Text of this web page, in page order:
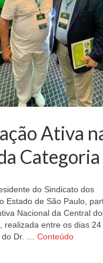
Ativa
Categoria
do Sindicato dos
Estado de São Paulo,
Nacional da Central
realizada entre os dias
do Dr. … Conteúdo